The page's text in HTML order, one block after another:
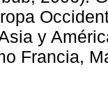
y
Francia,